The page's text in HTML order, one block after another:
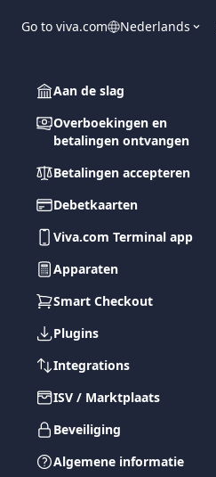
Go to viva.com Nederlands
Aan de slag
Overboekingen en
betalingen ontvangen
Betalingen accepteren
Debetkaarten
Viva.com Terminal app
Apparaten
Smart Checkout
Plugins
Integrations
ISV / Marktplaats
Beveiliging
Algemene informatie